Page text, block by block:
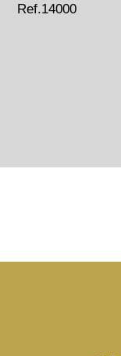
Ref.14000